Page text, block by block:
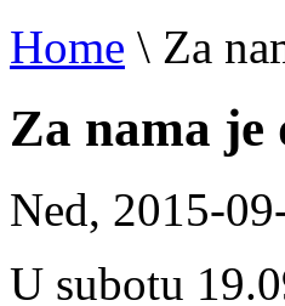
Home \ Za
Za nama je
Ned, 2015-
U subotu